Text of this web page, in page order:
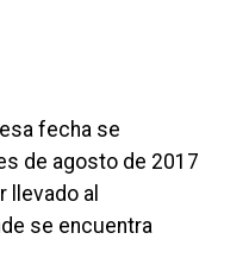
fecha se
de agosto de 2017
llevado al
se encuentra